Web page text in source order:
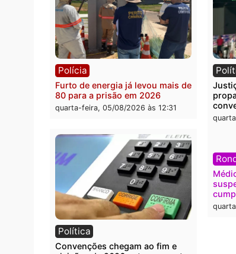
Polícia
O dinheiro do crime: PF
Velho e expõe esquema
milionário de lavagem
quarta-feira, 05/08/2026 às 12:46